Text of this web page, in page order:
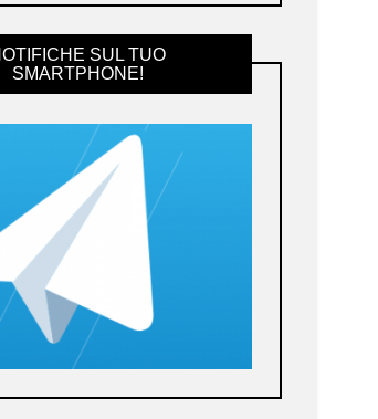
SUL TUO
SMARTPHONE!